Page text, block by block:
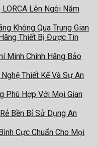
Lên Ngôi Năm
Không Qua Trung Gian
Thiết Bị Được Tin
Minh Chính Hãng Bảo
Thiết Kế Và Sự An
Phù Hợp Với Mọi Gian
Bền Bỉ Sử Dụng An
Cực Chuẩn Cho Mọi